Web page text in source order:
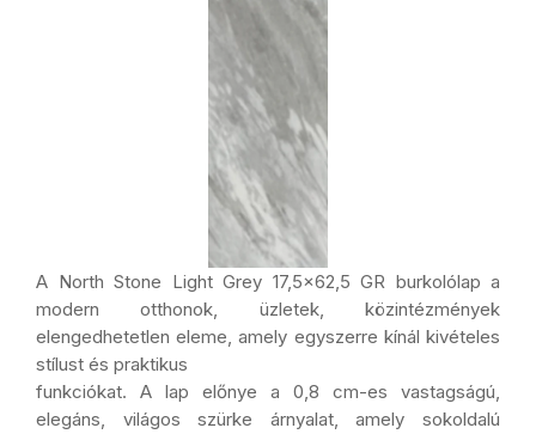
A North Stone Light Grey 17,5×62,5 GR burkolólap a
modern otthonok, üzletek, közintézmények
elengedhetetlen eleme, amely egyszerre kínál kivételes
stílust és praktikus
funkciókat. A lap előnye a 0,8 cm-es vastagságú,
elegáns, világos szürke árnyalat, amely sokoldalú